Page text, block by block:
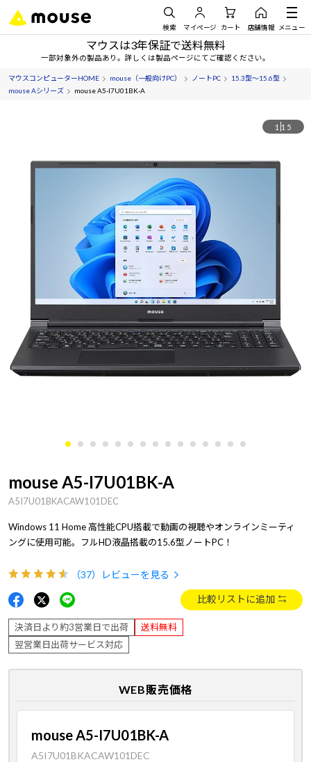
検索 マイページ カート 店舗情報 メニュー
マウスは3年保証で送料無料
一部対象外の製品あり。詳しくは製品ページにてご確認ください。
マウスコンピューターHOME mouse（一般向けPC） ノートPC
15.3型～15.6型
mouse Aシリーズ
mouse A5-I7U01BK-A
1 15
mouse A5-I7U01BK-A
A5I7U01BKACAW101DEC
Windows 11 Home 高性能CPU搭載で動画の視聴やオンラインミーティ
ングに使用可能。フルHD液晶搭載の15.6型ノートPC！
（37） レビューを見る
比較リストに追加
決済日より約3営業日で出荷
送料無料
翌営業日出荷サービス対応
WEB販売価格
mouse A5-I7U01BK-A
A5I7U01BKACAW101DEC